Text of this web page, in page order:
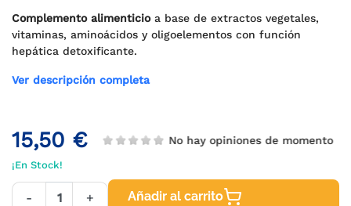
Complemento alimenticioa base de extractos vegetales,
vitaminas, aminoácidos y oligoelementos con función
hepática detoxificante.
Ver descripción completa
15,50 € No hay opiniones de momento
¡En Stock!
- + Añadir al carrito